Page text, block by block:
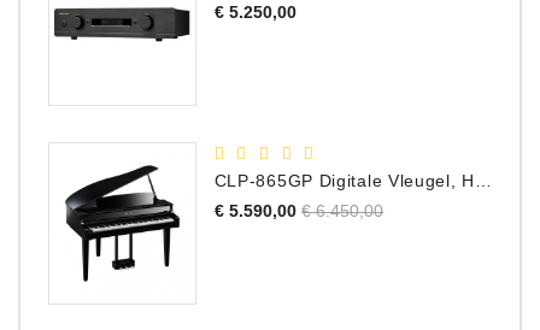
€ 5.250,00Prijs
€ 5.590,00 Normale
€ 6.450,00Prijs